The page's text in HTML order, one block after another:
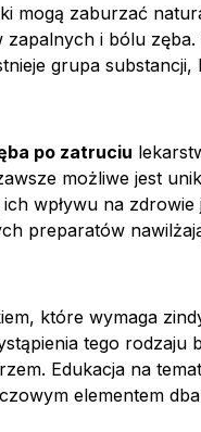
mogą zaburzać
i bólu
grupa
po zatruciu
możliwe jest
wpływu na
preparatów
które wymaga
tego rodzaju
Edukacja na
elementem